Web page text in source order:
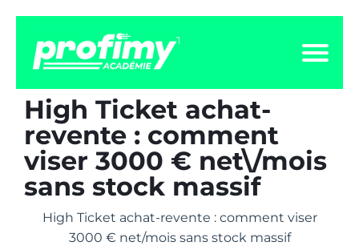
High Ticket achat-
revente : comment
viser 3000 € net\/mois
sans stock massif
High Ticket achat-revente : comment viser
3000 € net/mois sans stock massif